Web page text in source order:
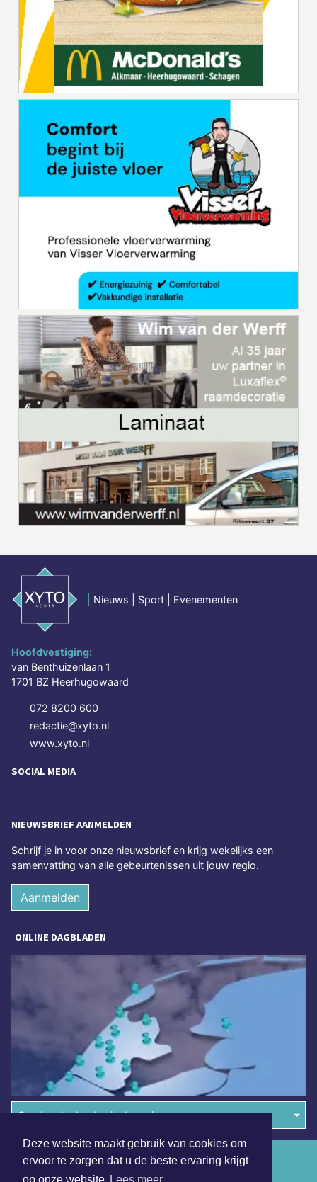
Deze website maakt gebruik van cookies om
ervoor te zorgen dat u de beste ervaring krijgt
Nieuws | Sport | Evenementen
Hoofdvestiging:
van Benthuizenlaan 1
1701 BZ Heerhugowaard
072 8200 600
redactie@xyto.nl
www.xyto.nl
SOCIAL MEDIA
NIEUWSBRIEF AANMELDEN
Schrijf je in voor onze nieuwsbrief en krijg wekelijks een
samenvatting van alle gebeurtenissen uit jouw regio.
Aanmelden
ONLINE DAGBLADEN
Overige dagbladen in de regio
Algemene voorwaarden